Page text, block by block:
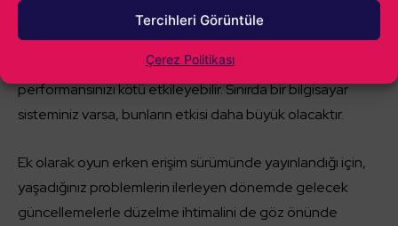
Tercihleri Görüntüle
Çerez Politikası
birlikte herhangi bir program çalıştırmanızı tavsiye
etmiyoruz. Açık tarayıcı sekmeleri, arka planda çalışan
uygulamalar sistem kaynaklarını tükettiği için
performansınızı kötü etkileyebilir. Sınırda bir bilgisayar
sisteminiz varsa, bunların etkisi daha büyük olacaktır.
Ek olarak oyun erken erişim sürümünde yayınlandığı için,
yaşadığınız problemlerin ilerleyen dönemde gelecek
güncellemelerle düzelme ihtimalini de göz önünde